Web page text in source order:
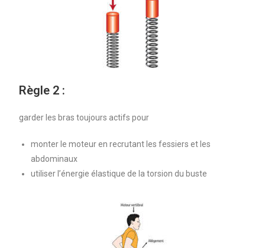
Règle 2 :
garder les bras toujours actifs pour
monter le moteur en recrutant les fessiers et les
abdominaux
utiliser l’énergie élastique de la torsion du buste